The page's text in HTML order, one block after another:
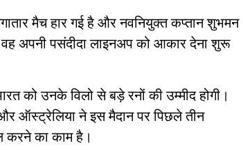
मैच हार गई है और नवनियुक्त कप्तान शुभमन
वह अपनी पसंदीदा लाइनअप को आकार देना शुरू
को उनके विलो से बड़े रनों की उम्मीद होगी।
ऑस्ट्रेलिया ने इस मैदान पर पिछले तीन
करने का काम है।